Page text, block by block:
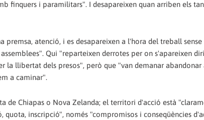
finquers i paramilitars". I desapareixen quan arriben els
atenció, i es desapareixen a l'hora del treball sense
Qui "reparteixen derrotes per on s'apareixen
la llibertat dels presos", però que "van demanar abandonar
a caminar".
de Chiapas o Nova Zelanda; el territori d'acció està
quota, inscripció", només "compromisos i conseqüències